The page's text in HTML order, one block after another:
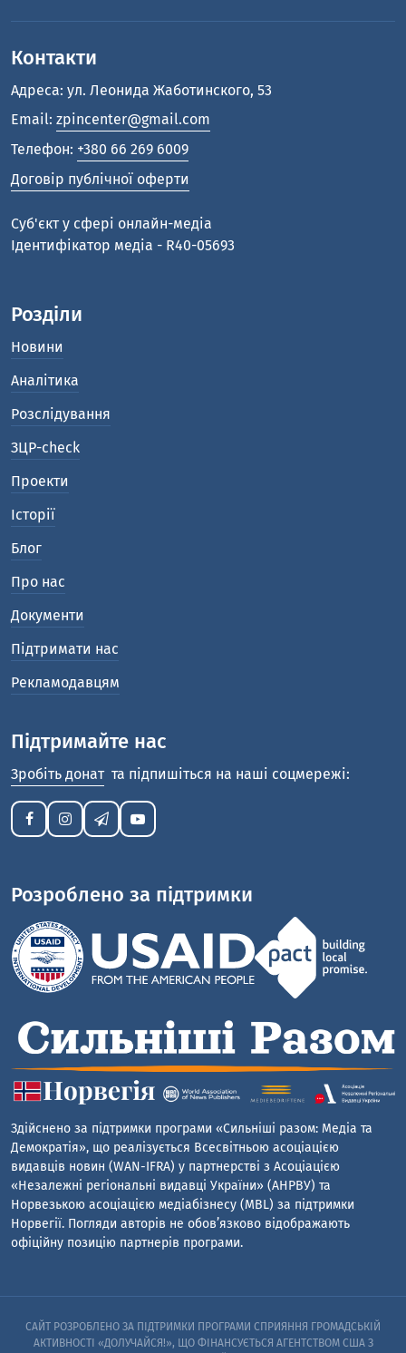
Контакти
Адреса: ул. Леонида Жаботинского, 53
Email: zpincenter@gmail.com
Телефон: +380 66 269 6009
Договір публічної оферти
Cуб'єкт у сфері онлайн-медіа
Ідентифікатор медіа - R40-05693
Розділи
Новини
Аналітика
Розслідування
ЗЦР-check
Проекти
Історії
Блог
Про нас
Документи
Підтримати нас
Рекламодавцям
Підтримайте нас
Зробіть донат та підпишіться на наші соцмережі:
Розроблено за підтримки
Здійснено за підтримки програми «Сильніші разом: Медіа та
Демократія», що реалізується Всесвітньою асоціацією
видавців новин (WAN-IFRA) у партнерстві з Асоціацією
«Незалежні регіональні видавці України» (АНРВУ) та
Норвезькою асоціацією медіабізнесу (MBL) за підтримки
Норвегії. Погляди авторів не обов’язково відображають
офіційну позицію партнерів програми.
САЙТ РОЗРОБЛЕНО ЗА ПІДТРИМКИ ПРОГРАМИ СПРИЯННЯ ГРОМАДСЬКІЙ
АКТИВНОСТІ «ДОЛУЧАЙСЯ!», ЩО ФІНАНСУЄТЬСЯ АГЕНТСТВОМ США З